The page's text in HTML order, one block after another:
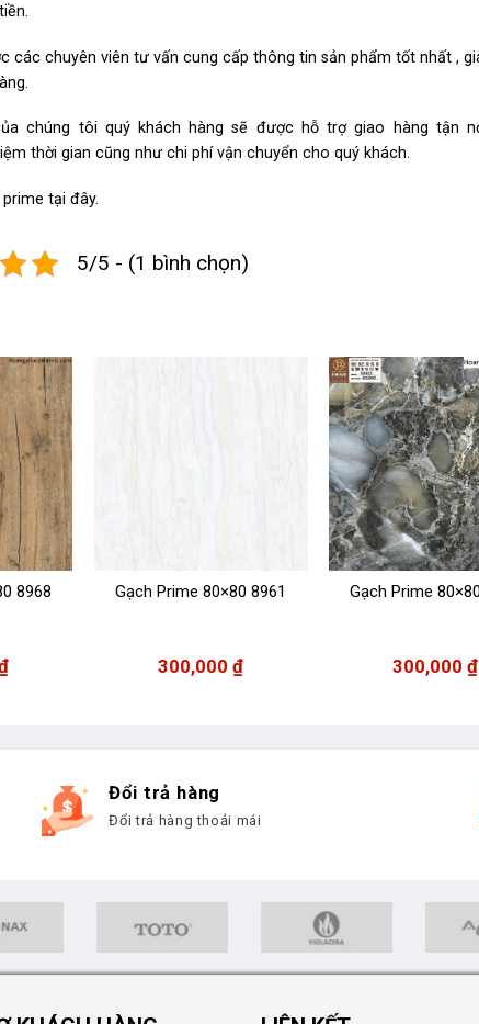
các chuyên viên tư vấn cung cấp thông tin sản phẩm tốt nhất ,
chúng tôi quý khách hàng sẽ được hỗ trợ giao hàng tận
thời gian cũng như chi phí vận chuyển cho quý khách.
tại đây.
5/5 - (1 bình chọn)
8968 Gạch Prime 80×80 8961
300,000₫
Gạch Prime
300,000₫
Đổi trả hàng
Đổi trả hàng thoải mái